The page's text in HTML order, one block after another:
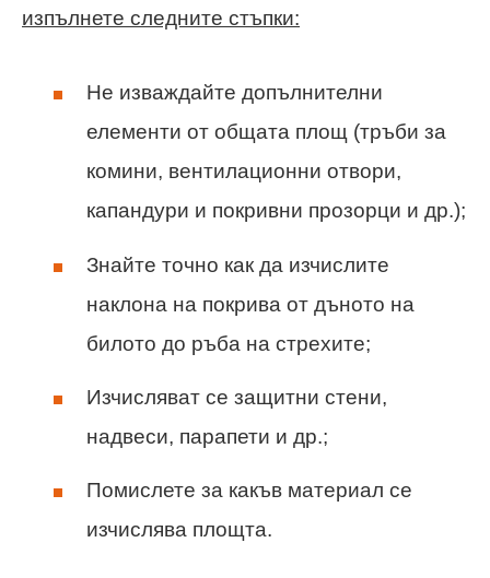
изпълнете следните стъпки:
Не изваждайте допълнителни
елементи от общата площ (тръби за
комини, вентилационни отвори,
капандури и покривни прозорци и др.);
Знайте точно как да изчислите
наклона на покрива от дъното на
билото до ръба на стрехите;
Изчисляват се защитни стени,
надвеси, парапети и др.;
Помислете за какъв материал се
изчислява площта.